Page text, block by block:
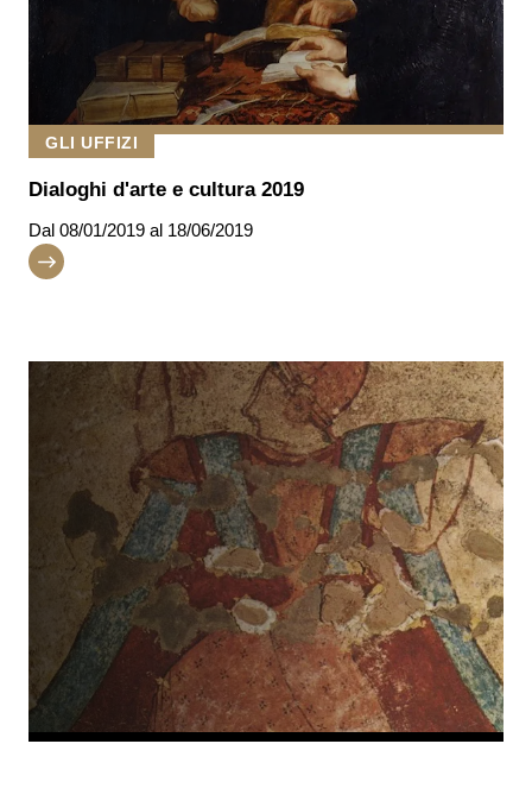
GLI UFFIZI
Dialoghi d'arte e cultura 2019
Dal 08/01/2019 al 18/06/2019